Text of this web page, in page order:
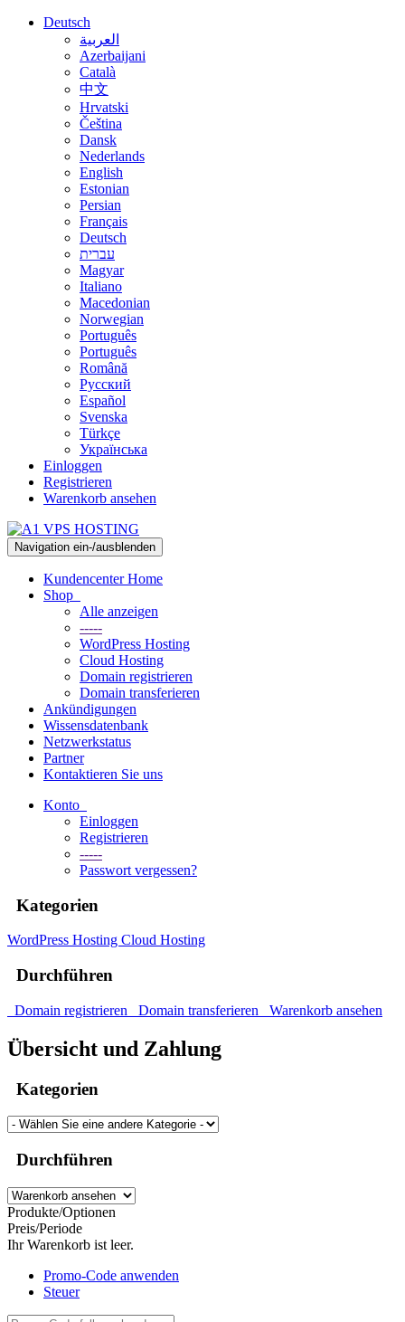
Deutsch
العربية
Azerbaijani
Català
中文
Hrvatski
Čeština
Dansk
Nederlands
English
Estonian
Persian
Français
Deutsch
עברית
Magyar
Italiano
Macedonian
Norwegian
Português
Português
Română
Русский
Español
Svenska
Türkçe
Українська
Einloggen
Registrieren
Warenkorb ansehen
Navigation ein-/ausblenden
Kundencenter Home
Shop
Alle anzeigen
-----
WordPress Hosting
Cloud Hosting
Domain registrieren
Domain transferieren
Ankündigungen
Wissensdatenbank
Netzwerkstatus
Partner
Kontaktieren Sie uns
Konto
Einloggen
Registrieren
-----
Passwort vergessen?
Kategorien
WordPress Hosting Cloud Hosting
Durchführen
Domain registrieren Domain transferieren Warenkorb ansehen
Übersicht und Zahlung
Kategorien
Durchführen
Produkte/Optionen
Preis/Periode
Ihr Warenkorb ist leer.
Promo-Code anwenden
Steuer